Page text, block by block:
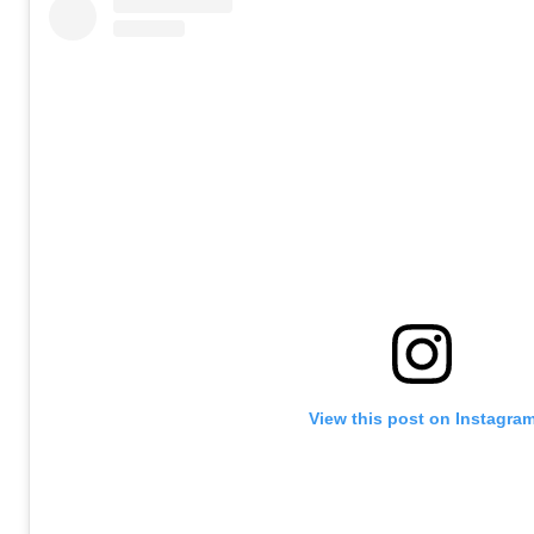
View this post on